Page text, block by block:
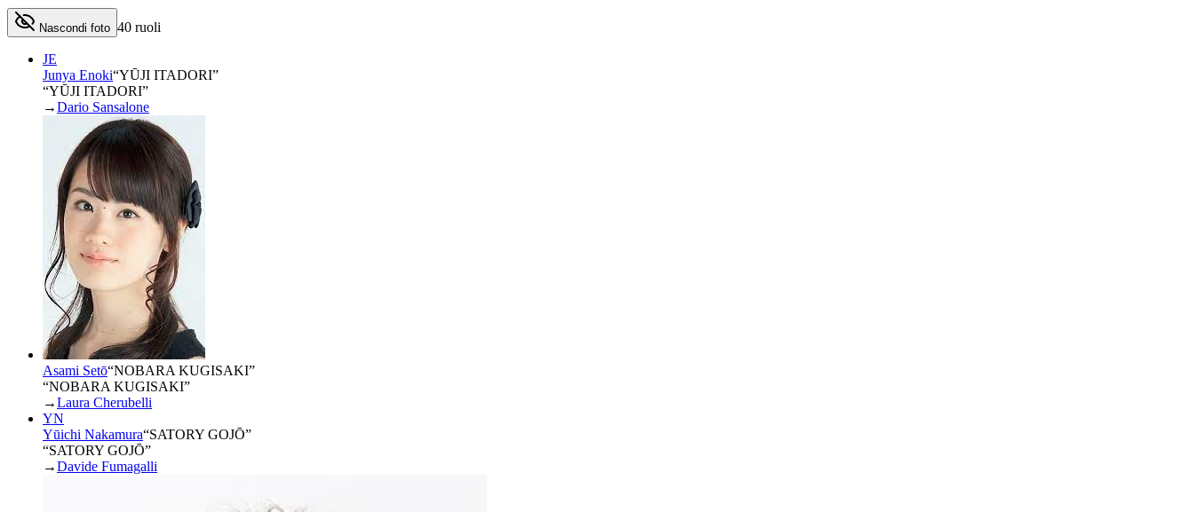
Nascondi foto 40 ruoli
JE
Junya Enoki“YŪJI ITADORI”
“YŪJI ITADORI”
→Dario Sansalone
Asami Setō“NOBARA KUGISAKI”
“NOBARA KUGISAKI”
→Laura Cherubelli
YN
Yūichi Nakamura“SATORY GOJŌ”
“SATORY GOJŌ”
→Davide Fumagalli